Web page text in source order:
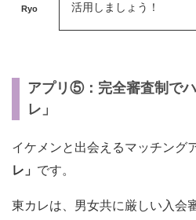
Ryo
活用しましょう！
アプリ⑤：完全審査制で
レ」
イケメンと出会えるマッチング
レ」 です。
東カレは、男女共に厳しい入会